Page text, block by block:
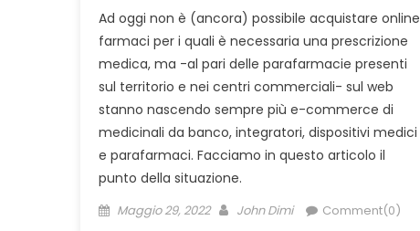
Ad oggi non è (ancora) possibile acquistare online
farmaci per i quali è necessaria una prescrizione
medica, ma -al pari delle parafarmacie presenti
sul territorio e nei centri commerciali- sul web
stanno nascendo sempre più e-commerce di
medicinali da banco, integratori, dispositivi medici
e parafarmaci. Facciamo in questo articolo il
punto della situazione.
Posted
Maggio 29, 2022 Author
John Dimi Comment(0)